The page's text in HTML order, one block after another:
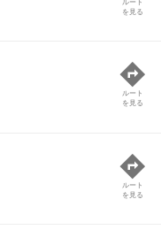
を見る
ルート
を見る
ルート
を見る